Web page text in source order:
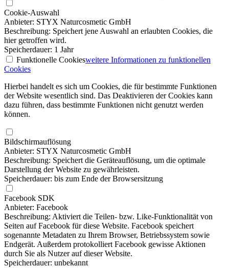
Cookie-Auswahl
Anbieter: STYX Naturcosmetic GmbH
Beschreibung: Speichert jene Auswahl an erlaubten Cookies, die
hier getroffen wird.
Speicherdauer: 1 Jahr
Funktionelle Cookiesweitere Informationen zu funktionellen
Cookies
Hierbei handelt es sich um Cookies, die für bestimmte Funktionen
der Website wesentlich sind. Das Deaktivieren der Cookies kann
dazu führen, dass bestimmte Funktionen nicht genutzt werden
können.
Bildschirmauflösung
Anbieter: STYX Naturcosmetic GmbH
Beschreibung: Speichert die Geräteauflösung, um die optimale
Darstellung der Website zu gewährleisten.
Speicherdauer: bis zum Ende der Browsersitzung
Facebook SDK
Anbieter: Facebook
Beschreibung: Aktiviert die Teilen- bzw. Like-Funktionalität von
Seiten auf Facebook für diese Website. Facebook speichert
sogenannte Metadaten zu Ihrem Browser, Betriebssystem sowie
Endgerät. Außerdem protokolliert Facebook gewisse Aktionen
durch Sie als Nutzer auf dieser Website.
Speicherdauer: unbekannt